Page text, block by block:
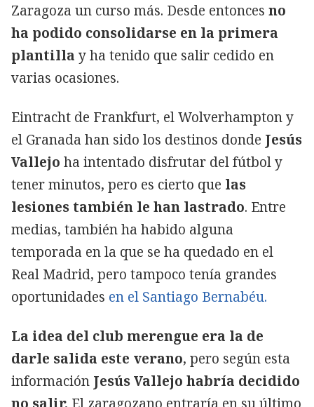
Zaragoza un curso más. Desde entonces no
ha podido consolidarse en la primera
plantilla y ha tenido que salir cedido en
varias ocasiones.
Eintracht de Frankfurt, el Wolverhampton y
el Granada han sido los destinos donde Jesús
Vallejo ha intentado disfrutar del fútbol y
tener minutos, pero es cierto que las
lesiones también le han lastrado. Entre
medias, también ha habido alguna
temporada en la que se ha quedado en el
Real Madrid, pero tampoco tenía grandes
oportunidades en el Santiago Bernabéu.
La idea del club merengue era la de
darle salida este verano, pero según esta
información Jesús Vallejo habría decidido
no salir. El zaragozano entraría en su último